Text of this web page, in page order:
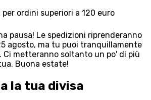
ordini superiori a 120 euro
pausa! Le spedizioni riprenderanno
agosto, ma tu puoi tranquillamente
Ci metteranno soltanto un po' di più
Buona estate!
la tua divisa